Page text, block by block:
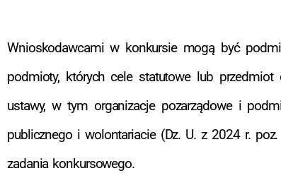
Wnioskodawcami w konkursie mogą być
podmioty, których cele statutowe lub
ustawy, w tym organizacje pozarządowe i
publicznego i wolontariacie (Dz. U. z 2024 r.
zadania konkursowego.